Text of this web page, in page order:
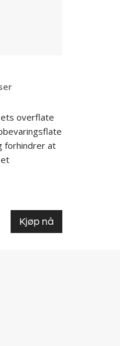
overflate
forhindrer at
Kjøp nå